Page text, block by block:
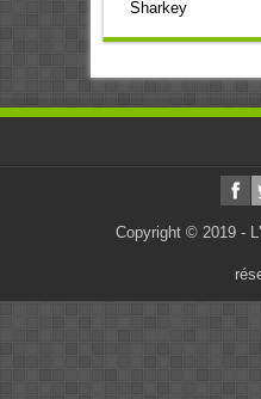
Sharkey
Copyright © 2019 -